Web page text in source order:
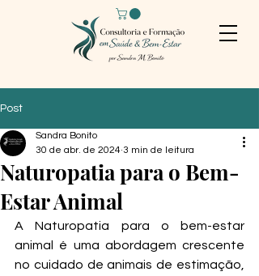
Post
Naturopatia para o Bem-
Estar Animal
Sandra Bonito
30 de abr. de 2024 3 min de leitura
A Naturopatia para o bem-estar
animal é uma abordagem crescente
no cuidado de animais de estimação,